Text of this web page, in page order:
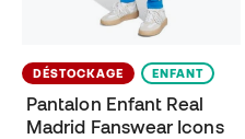
DÉSTOCKAGE ENFANT
Pantalon Enfant Real
Madrid Fanswear Icons